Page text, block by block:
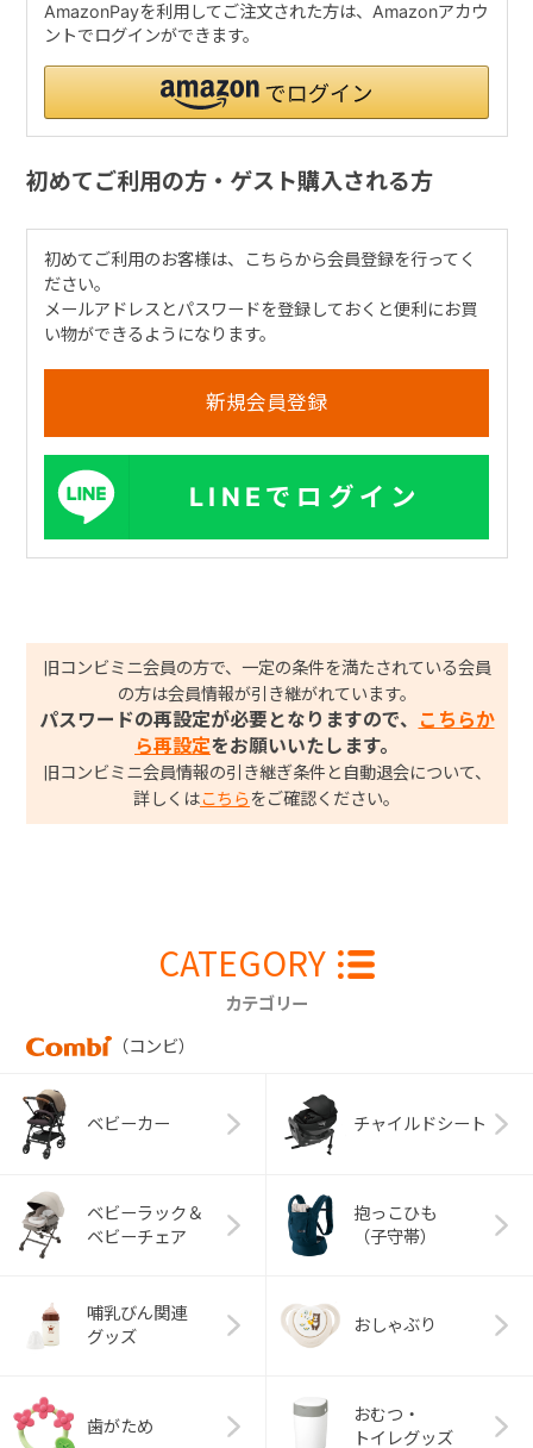
AmazonPayを利用してご注文された方は、Amazonアカウ
ントでログインができます。
初めてご利用の方・ゲスト購入される方
初めてご利用のお客様は、こちらから会員登録を行ってく
ださい。
メールアドレスとパスワードを登録しておくと便利にお買
い物ができるようになります。
LINEでログイン
旧コンビミニ会員の方で、一定の条件を満たされている会員
の方は会員情報が引き継がれています。
パスワードの再設定が必要となりますので、
こちらか
ら再設定をお願いいたします。
旧コンビミニ会員情報の引き継ぎ条件と自動退会について、
詳しくはこちら をご確認ください。
CATEGORY
カテゴリー
（コンビ）
ベビーカー チャイルドシート
ベビーラック＆
ベビーチェア
抱っこひも
（子守帯）
哺乳びん関連
グッズ
おしゃぶり
歯がため
おむつ・
トイレグッズ